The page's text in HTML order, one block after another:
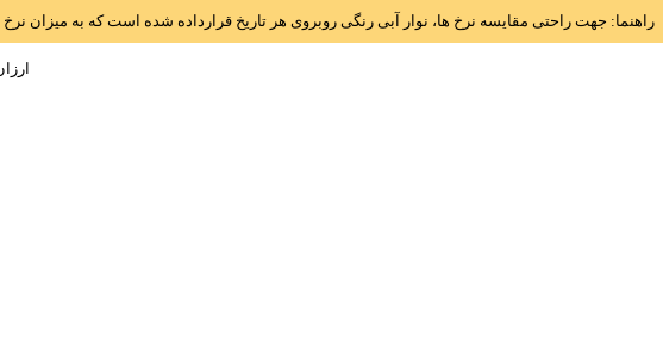
راهنما: جهت راحتی مقایسه نرخ ها، نوار آبی رنگی روبروی هر تاریخ قرارداده شده است که به میزان